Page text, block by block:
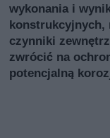
wykonania i
konstrukcyjnych,
czynniki
zwrócić na
potencjalną